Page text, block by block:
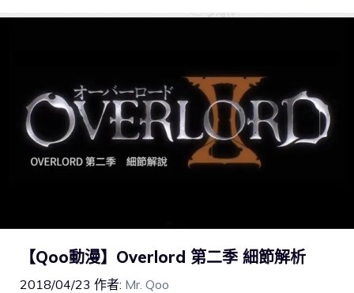
【Qoo動漫】Overlord 第二季 細節解析
2018/04/23 作者: Mr. Qoo